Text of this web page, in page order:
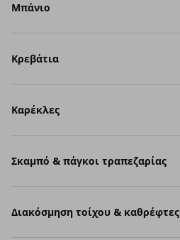
Μπάνιο
Κρεβάτια
Καρέκλες
Σκαμπό & πάγκοι τραπεζαρίας
Διακόσμηση τοίχου & καθρέφτες